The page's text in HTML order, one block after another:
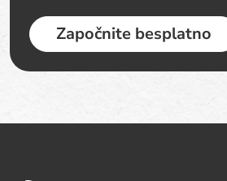
Započnite besplatno